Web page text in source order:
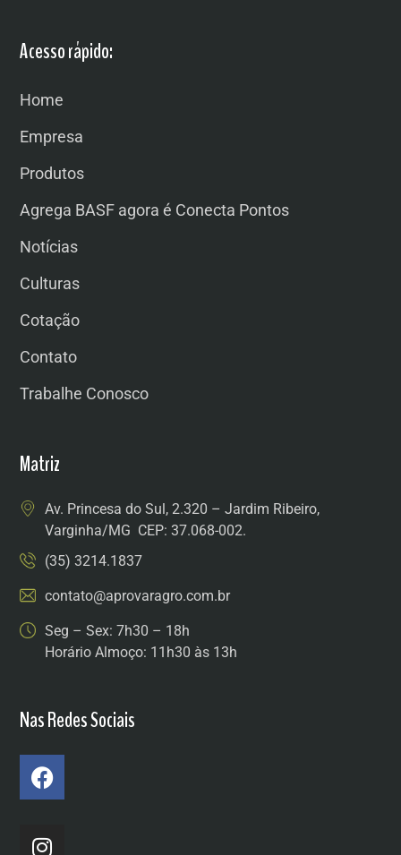
Acesso rápido:
Home
Empresa
Produtos
Agrega BASF agora é Conecta Pontos
Notícias
Culturas
Cotação
Contato
Trabalhe Conosco
Matriz
Av. Princesa do Sul, 2.320 – Jardim Ribeiro,
Varginha/MG CEP: 37.068-002.
(35) 3214.1837
contato@aprovaragro.com.br
Seg – Sex: 7h30 – 18h
Horário Almoço: 11h30 às 13h
Nas Redes Sociais